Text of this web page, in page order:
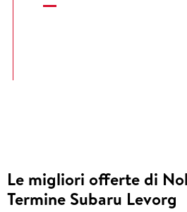
Le migliori offerte di
Termine Subaru Levorg